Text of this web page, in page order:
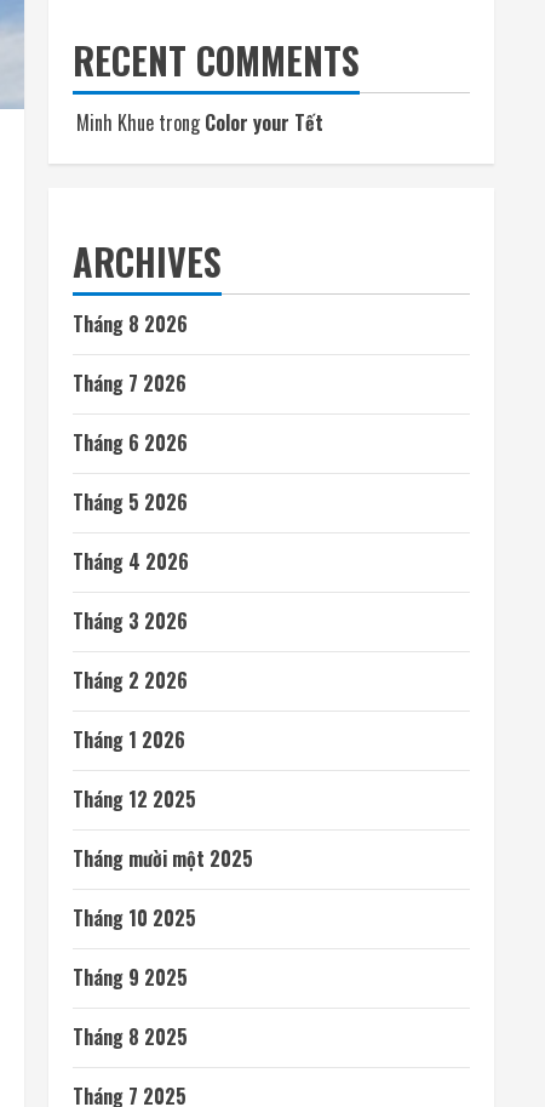
RECENT COMMENTS
Minh Khue trongColor your Tết
ARCHIVES
Tháng 8 2026
Tháng 7 2026
Tháng 6 2026
Tháng 5 2026
Tháng 4 2026
Tháng 3 2026
Tháng 2 2026
Tháng 1 2026
Tháng 12 2025
Tháng mười một 2025
Tháng 10 2025
Tháng 9 2025
Tháng 8 2025
Tháng 7 2025